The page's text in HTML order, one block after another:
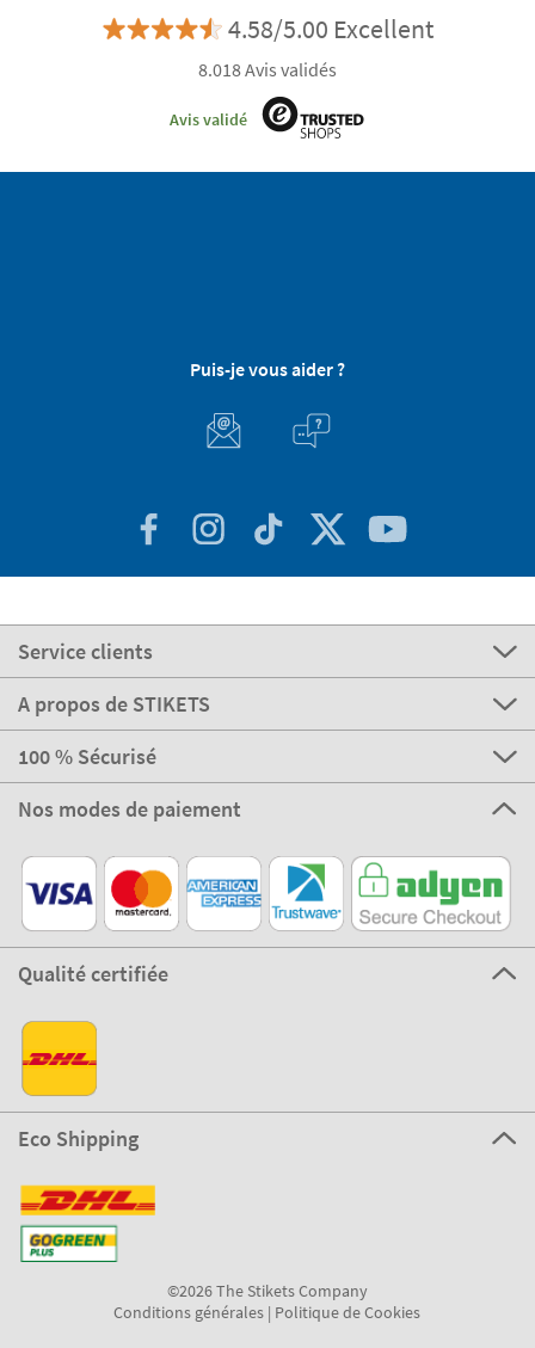
4.58/5.00 Excellent
8.018 Avis validés
Avis validé
Puis-je vous aider ?
Service clients
A propos de STIKETS
100 % Sécurisé
Nos modes de paiement
Qualité certifiée
Eco Shipping
©2026 The Stikets Company
Conditions générales | Politique de Cookies